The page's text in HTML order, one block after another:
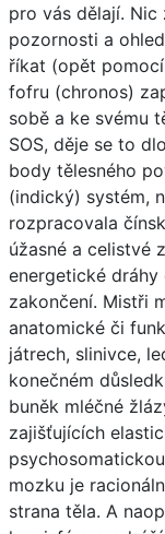
pro vás dělají.
pozornosti a
říkat (opět
fofru (chronos)
sobě a ke svému
SOS, děje se to
body tělesného
(indický) systém,
rozpracovala
úžasné a celistvé
energetické
zakončení. Mistři
anatomické či
játrech, slinivce,
konečném
buněk mléčné
zajišťujících
mozku je
strana těla. A